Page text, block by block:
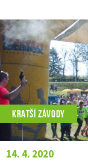
KRATŠÍ ZÁVODY
14. 4. 2020